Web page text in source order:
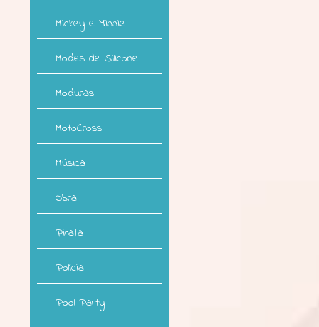
Mickey e Minnie
Moldes de Silicone
Molduras
MotoCross
Música
Obra
Pirata
Polícia
Pool Party